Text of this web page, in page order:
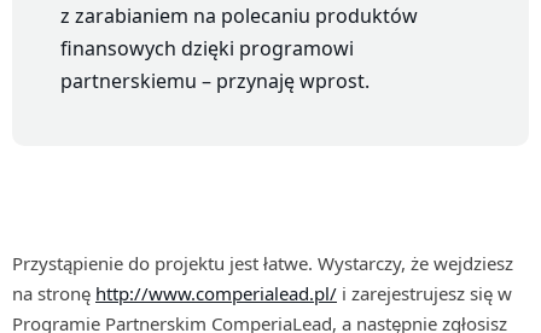
z zarabianiem na polecaniu produktów
finansowych dzięki programowi
partnerskiemu – przynaję wprost.
Przystąpienie do projektu jest łatwe. Wystarczy, że wejdziesz
na stronę http://www.comperialead.pl/ i zarejestrujesz się w
Programie Partnerskim ComperiaLead, a następnie zgłosisz